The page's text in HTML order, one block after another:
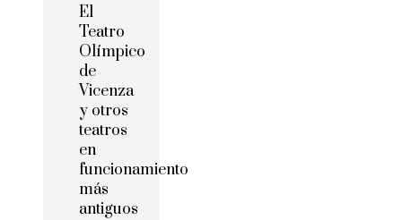
El
Teatro
Olímpico
de
Vicenza
y otros
teatros
en
funcionamiento
más
antiguos